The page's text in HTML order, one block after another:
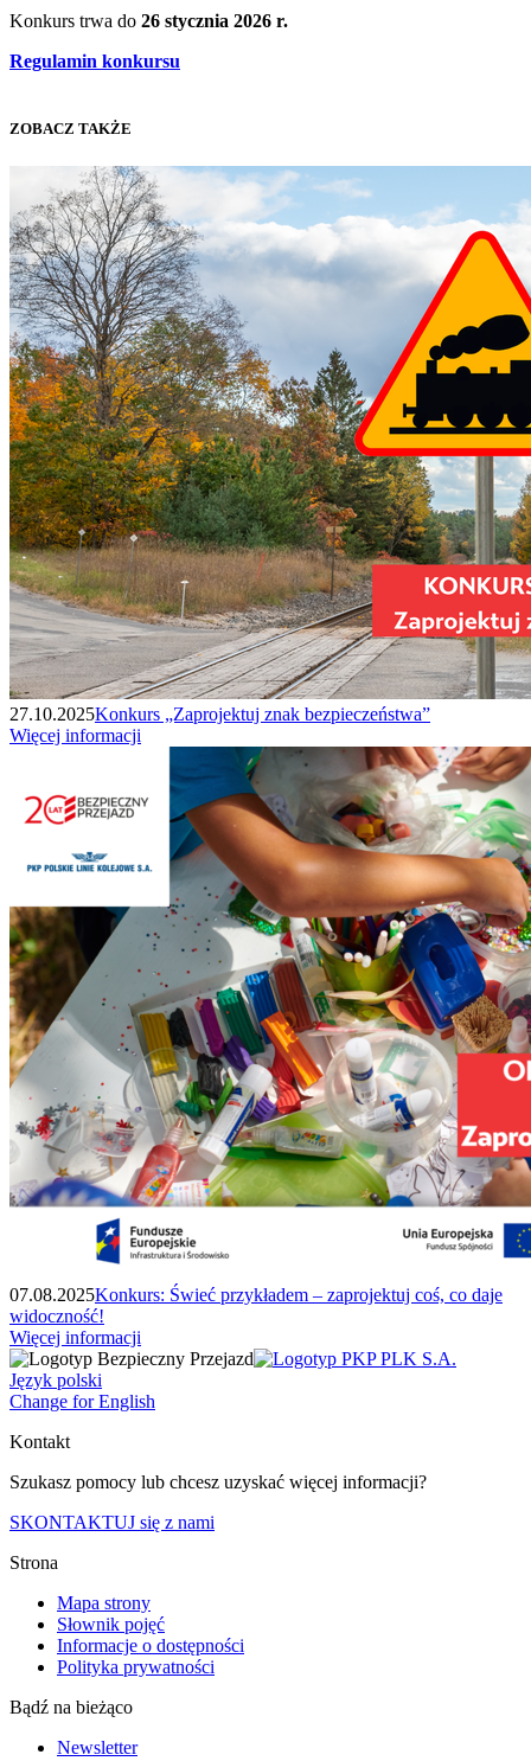
Konkurs trwa do 26 stycznia 2026 r.
Regulamin konkursu
ZOBACZ TAKŻE
27.10.2025Konkurs „Zaprojektuj znak bezpieczeństwa”
Więcej informacji
07.08.2025Konkurs: Świeć przykładem – zaprojektuj coś, co daje
widoczność!
Więcej informacji
Język polski
Change for English
Kontakt
Szukasz pomocy lub chcesz uzyskać więcej informacji?
SKONTAKTUJ się z nami
Strona
Mapa strony
Słownik pojęć
Informacje o dostępności
Polityka prywatności
Bądź na bieżąco
Newsletter